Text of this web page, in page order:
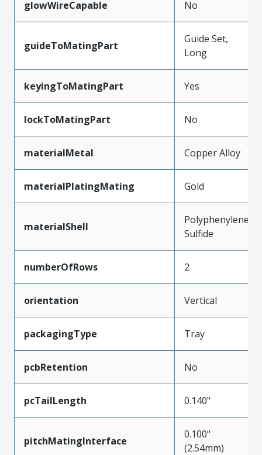
glowWireCapable No
guideToMatingPart
Guide Set,
Long
keyingToMatingPart Yes
lockToMatingPart No
materialMetal Copper Alloy
materialPlatingMating Gold
materialShell
Polyphenylene
Sulfide
numberOfRows 2
orientation Vertical
packagingType Tray
pcbRetention No
pcTailLength 0.140"
pitchMatingInterface
0.100"
(2.54mm)